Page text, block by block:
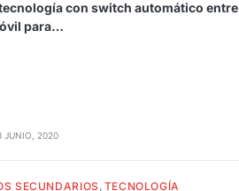
con switch automático entre
para…
JUNIO, 2020
SECUNDARIOS TECNOLOGÍA